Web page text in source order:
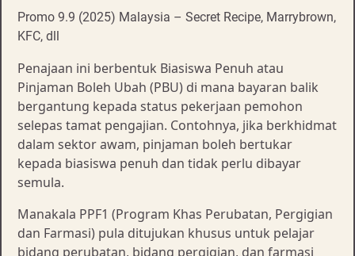
Promo 9.9 (2025) Malaysia – Secret Recipe, Marrybrown,
KFC, dll
Penajaan ini berbentuk Biasiswa Penuh atau
Pinjaman Boleh Ubah (PBU) di mana bayaran balik
bergantung kepada status pekerjaan pemohon
selepas tamat pengajian. Contohnya, jika berkhidmat
dalam sektor awam, pinjaman boleh bertukar
kepada biasiswa penuh dan tidak perlu dibayar
semula.
Manakala PPF1 (Program Khas Perubatan, Pergigian
dan Farmasi) pula ditujukan khusus untuk pelajar
bidang perubatan, bidang pergigian, dan farmasi